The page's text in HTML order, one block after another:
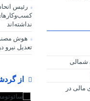
شمالی
مالی در
رئیس
نداشته‌اند
هوش
تعدیل نیرو
از